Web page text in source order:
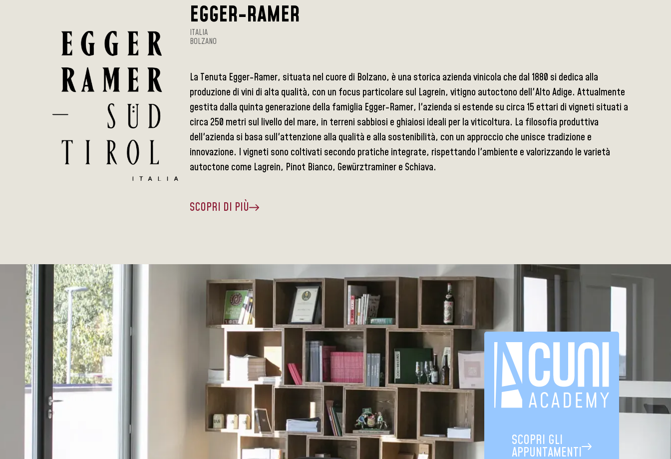
EGGER-RAMER
ITALIA
BOLZANO
La Tenuta Egger-Ramer, situata nel cuore di Bolzano, è una storica azienda vinicola che dal 1880 si dedica alla
produzione di vini di alta qualità, con un focus particolare sul Lagrein, vitigno autoctono dell'Alto Adige. Attualmente
gestita dalla quinta generazione della famiglia Egger-Ramer, l'azienda si estende su circa 15 ettari di vigneti situati a
circa 250 metri sul livello del mare, in terreni sabbiosi e ghiaiosi ideali per la viticoltura. La filosofia produttiva
dell'azienda si basa sull'attenzione alla qualità e alla sostenibilità, con un approccio che unisce tradizione e
innovazione. I vigneti sono coltivati secondo pratiche integrate, rispettando l'ambiente e valorizzando le varietà
autoctone come Lagrein, Pinot Bianco, Gewürztraminer e Schiava.
SCOPRI DI PIÙ
SCOPRI GLI
APPUNTAMENTI